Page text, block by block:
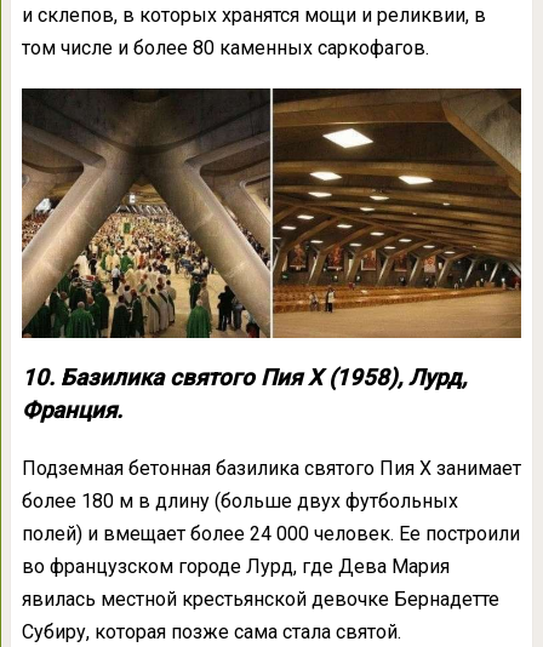
и склепов, в которых хранятся мощи и реликвии, в
том числе и более 80 каменных саркофагов.
10. Базилика святого Пия X (1958), Лурд,
Франция.
Подземная бетонная базилика святого Пия X занимает
более 180 м в длину (больше двух футбольных
полей) и вмещает более 24 000 человек. Ее построили
во французском городе Лурд, где Дева Мария
явилась местной крестьянской девочке Бернадетте
Субиру, которая позже сама стала святой.